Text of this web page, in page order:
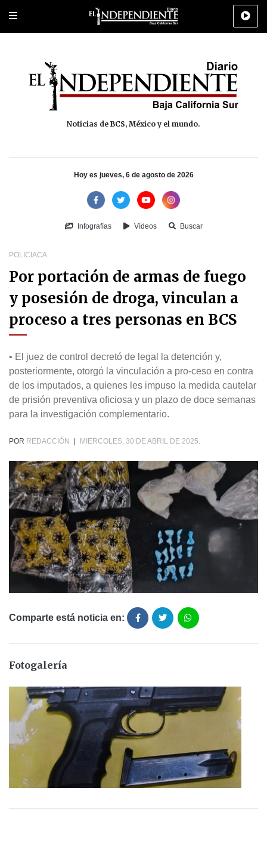
Portada Los Cabos Policiaca Deportes Cultura
Noticias de BCS, México y el mundo.
Hoy es jueves, 6 de agosto de 2026
Infografías Vídeos Buscar
POLICIACA
Por portación de armas de fuego
y posesión de droga, vinculan a
proceso a tres personas en BCS
• El juez de control decretó de legal la detención y,
posteriormente, otorgó la vinculación a pro-ceso en contra
de los imputados, a quienes les impuso la medida cautelar
de prisión preventiva oficiosa y un plazo de doce semanas
para la investigación complementario.
POR REDACCIÓN MIERCOLES, 30 DE ABRIL DE 2025.
Comparte está noticia en:
Fotogalería